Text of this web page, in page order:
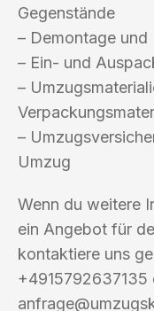
Gegenstände
– Demontage
– Ein- und
–
–
Umzug
Wenn du weitere
ein Angebot für
kontaktiere uns
+4915792637135